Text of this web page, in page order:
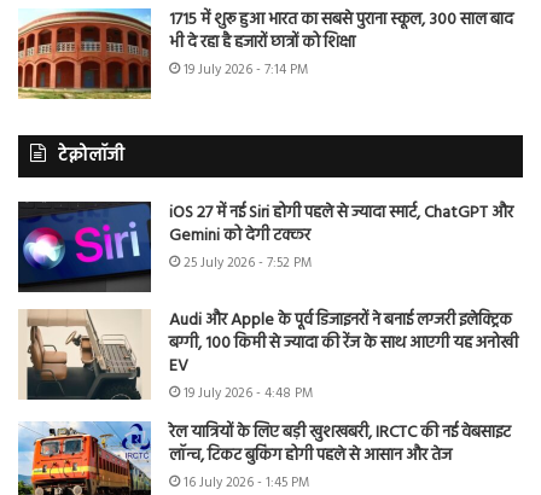
1715 में शुरू हुआ भारत का सबसे पुराना स्कूल, 300 साल बाद
भी दे रहा है हजारों छात्रों को शिक्षा
19 July 2026 - 7:14 PM
टेक्नोलॉजी
iOS 27 में नई Siri होगी पहले से ज्यादा स्मार्ट, ChatGPT और
Gemini को देगी टक्कर
25 July 2026 - 7:52 PM
Audi और Apple के पूर्व डिजाइनरों ने बनाई लग्जरी इलेक्ट्रिक
बग्गी, 100 किमी से ज्यादा की रेंज के साथ आएगी यह अनोखी
EV
19 July 2026 - 4:48 PM
रेल यात्रियों के लिए बड़ी खुशखबरी, IRCTC की नई वेबसाइट
लॉन्च, टिकट बुकिंग होगी पहले से आसान और तेज
16 July 2026 - 1:45 PM